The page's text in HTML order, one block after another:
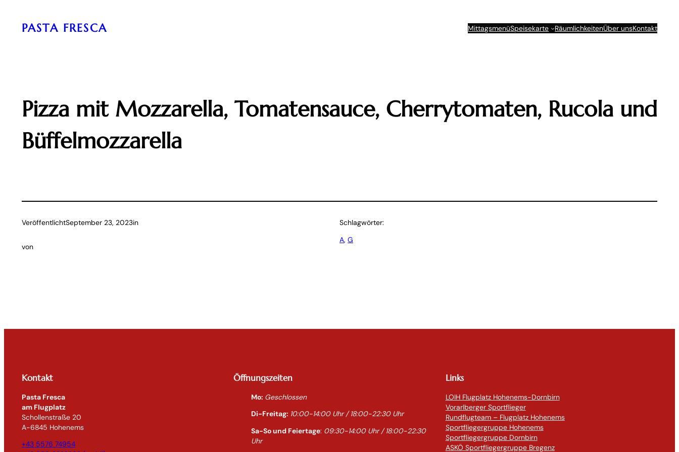
InhaltPASTA FRESCA MittagsmenüSpeisekarte RäumlichkeitenÜber unsKontakt
Pizza mit Mozzarella, Tomatensauce, Cherrytomaten, Rucola und
Büffelmozzarella
VeröffentlichtSeptember 23, 2023in
von
Schlagwörter:
A, G
Kontakt
Pasta Fresca
am Flugplatz
Schollenstraße 20
A-6845 Hohenems
+43 5576 74954
Öffnungszeiten
Mo: Geschlossen
Di-Freitag: 10:00-14:00 Uhr / 18:00-22:30Uhr
Sa-So und Feiertage: 09:30-14:00 Uhr / 18:00-22:30
Uhr
Links
LOIH Flugplatz Hohenems-Dornbirn
Vorarlberger Sportflieger
Rundflugteam – Flugplatz Hohenems
Sportfliegergruppe Hohenems
Sportfliegergruppe Dornbirn
ASKÖ Sportfliegergruppe Bregenz